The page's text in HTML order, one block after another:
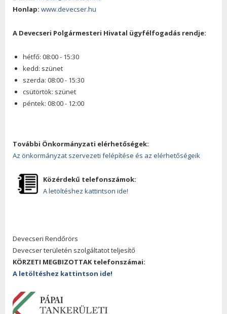
Honlap: www.devecser.hu
A Devecseri Polgármesteri Hivatal ügyfélfogadás rendje:
hétfő: 08:00 - 15:30
kedd: szünet
szerda: 08:00 - 15:30
csütörtök: szünet
péntek: 08:00 - 12:00
További Önkormányzati elérhetőségek:
Az önkormányzat szervezeti felépítése és az elérhetőségeik
Közérdekű telefonszámok:
A letöltéshez kattintson ide!
Devecseri Rendőrörs
Devecser területén szolgáltatot teljesítő
KÖRZETI MEGBIZOTTAK telefonszámai:
A letöltéshez kattintson ide!